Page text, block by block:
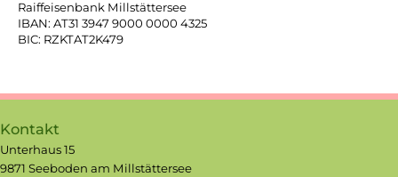
Raiffeisenbank Millstättersee
IBAN: AT31 3947 9000 0000 4325
BIC: RZKTAT2K479
Kontakt
Unterhaus 15
9871 Seeboden am Millstättersee